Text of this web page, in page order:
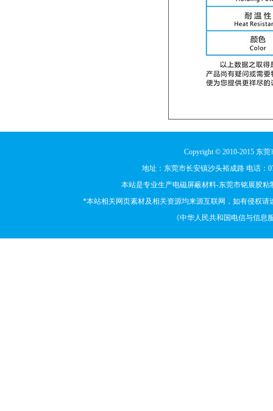
Copyright © 2010-2015 东
地址：东莞市长安镇沙头裕成路 电话：
本站是专业生产电磁屏蔽材料-东莞市铭展胶
*本站相关网页素材及相关资源均来源互联网，如有侵权
《中华人民共和国电信与信息